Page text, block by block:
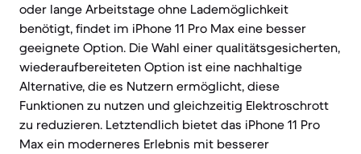
oder lange Arbeitstage ohne Lademöglichkeit
benötigt, findet im iPhone 11 Pro Max eine besser
geeignete Option. Die Wahl einer qualitätsgesicherten,
wiederaufbereiteten Option ist eine nachhaltige
Alternative, die es Nutzern ermöglicht, diese
Funktionen zu nutzen und gleichzeitig Elektroschrott
zu reduzieren. Letztendlich bietet das iPhone 11 Pro
Max ein moderneres Erlebnis mit besserer